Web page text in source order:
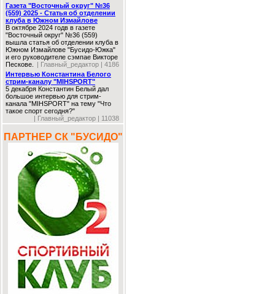
Газета "Восточный округ" №36
(559) 2025 - Статья об отделении
клуба в Южном Измайлове
В октябре 2024 годв в газете
"Восточный округ" №36 (559)
вышла статья об отделении клуба в
Южном Измайлове "Бусидо-Южка"
и его руководителе сэмпае Викторе
Пескове.
| Главный_редактор | 4186
Интервью Константина Белого
стрим-каналу "MIHSPORT"
5 декабря Константин Белый дал
большое интервью для стрим-
канала "MIHSPORT" на тему "Что
такое спорт сегодня?"
| Главный_редактор | 11038
ПАРТНЕР СК "БУСИДО"